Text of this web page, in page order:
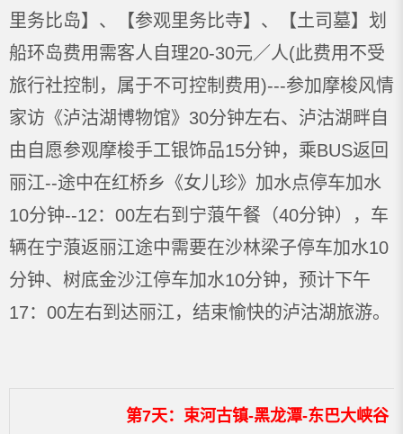
里务比岛】、【参观里务比寺】、【土司墓】划
船环岛费用需客人自理20-30元／人(此费用不受
旅行社控制，属于不可控制费用)---参加摩梭风情
家访《泸沽湖博物馆》30分钟左右、泸沽湖畔自
由自愿参观摩梭手工银饰品15分钟，乘BUS返回
丽江--途中在红桥乡《女儿珍》加水点停车加水
10分钟--12：00左右到宁蒗午餐（40分钟），车
辆在宁蒗返丽江途中需要在沙林梁子停车加水10
分钟、树底金沙江停车加水10分钟，预计下午
17：00左右到达丽江，结束愉快的泸沽湖旅游。
第7天：束河古镇-黑龙潭-东巴大峡谷